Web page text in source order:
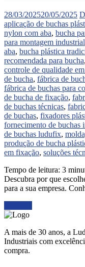
28/03/202520/05/2025
aplicação de buchas
nylon com aba, bucha
para montagem industrial
aba, bucha plástica
recomendada para bucha,
controle de qualidade
de bucha, fábrica de
fábrica de buchas para
de bucha de fixação,
de buchas técnicas,
de buchas, fixadores
fornecimento de buchas
de buchas ludufix,
produção de bucha
em fixação, soluções
Tempo de leitura: 3
Descubra por que
para a sua empresa.
A mais de 30 anos, a
Industriais com
compra.